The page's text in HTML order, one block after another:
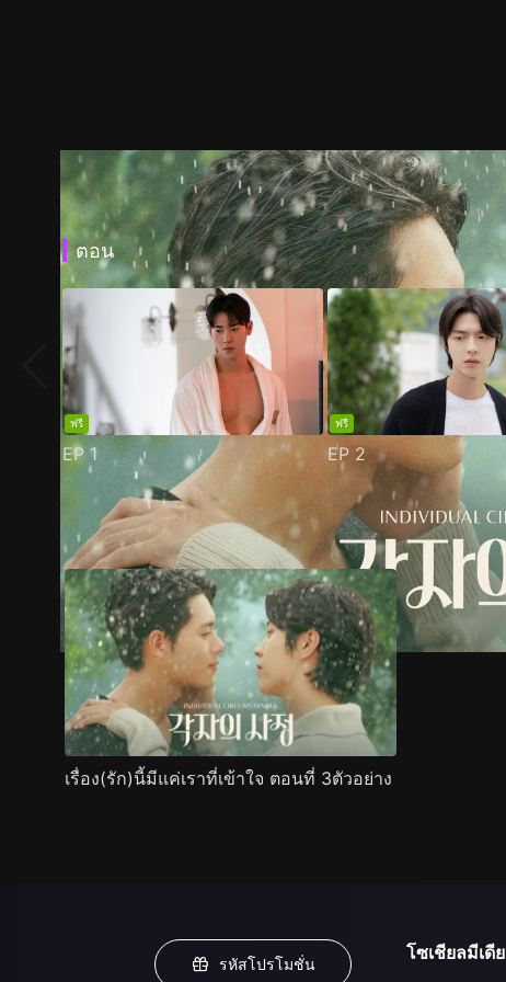
ตอน
ฟรี
EP 1
ฟรี
EP 2
ตัวอย่าง ภาพนิ่ง เนื้อหาที่แนะนำ รายละเอียด
เรื่อง(รัก)นี้มีแค่เราที่เข้าใจ ตอนที่ 3ตัวอย่าง
รหัสโปรโมชั่น
โซเชียลมีเดีย